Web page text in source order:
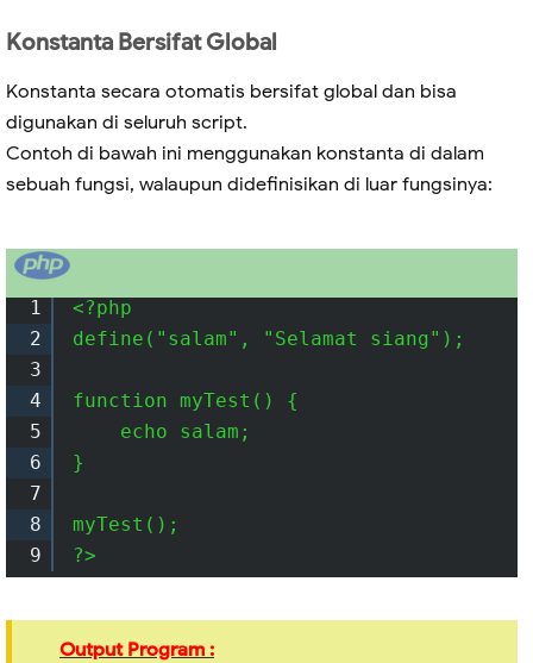
Konstanta Bersifat Global
Konstanta secara otomatis bersifat global dan bisa
digunakan di seluruh script.
Contoh di bawah ini menggunakan konstanta di dalam
sebuah fungsi, walaupun didefinisikan di luar fungsinya:
1
2
3
4
5
6
7
8
9
<?php
define("salam", "Selamat siang");
function myTest() {
    echo salam;
}
myTest();
?>
Output Program :